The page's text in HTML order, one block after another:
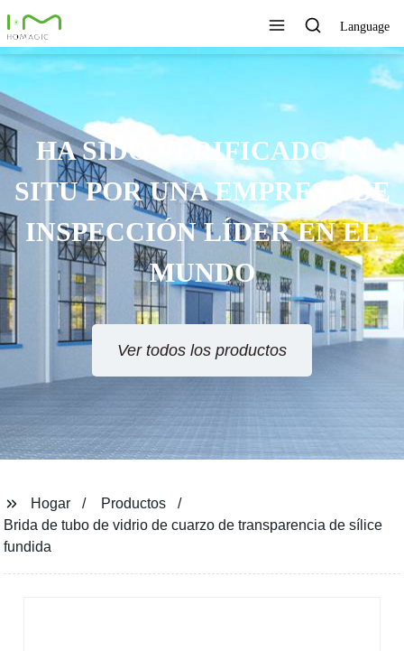
Language
HA SIDO VERIFICADO IN
SITU POR UNA EMPRESA DE
INSPECCIÓN LÍDER EN EL
MUNDO
Ver todos los productos
Hogar
Productos
Brida de tubo de vidrio de cuarzo de transparencia de sílice
fundida